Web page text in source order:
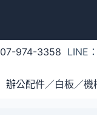
07-974-3358 LINE
辦公配件／白板／機